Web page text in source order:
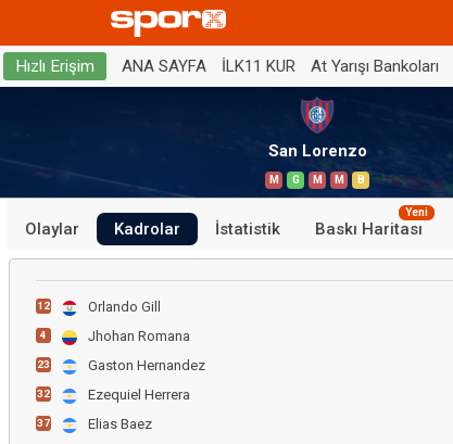
Hızlı Erişim ANA SAYFA İLK11 KUR At Yarışı Bankoları
San Lorenzo
M G M M B
Olaylar Kadrolar İstatistik Baskı Haritası
Yeni
12 Orlando Gill
4 Jhohan Romana
23 Gaston Hernandez
32 Ezequiel Herrera
37 Elias Baez